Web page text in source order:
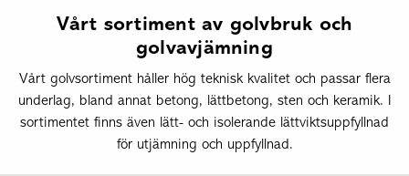
Vårt sortiment av golvbruk och
golvavjämning
Vårt golvsortiment håller hög teknisk kvalitet och passar flera
underlag, bland annat betong, lättbetong, sten och keramik. I
sortimentet finns även lätt- och isolerande lättviktsuppfyllnad
för utjämning och uppfyllnad.